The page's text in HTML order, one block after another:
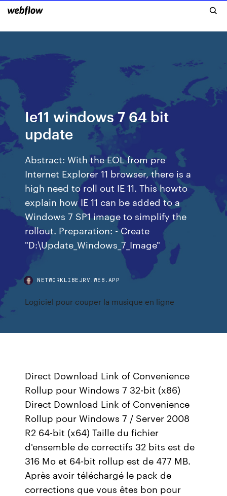
Ie11 windows 7 64 bit
update
Abstract: With the EOL from pre
Internet Explorer 11 browser, there is a
high need to roll out IE 11. This howto
explain how IE 11 can be added to a
Windows 7 SP1 image to simplify the
rollout. Preparation: - Create
"D:\Update_Windows_7_Image"
NETWORKLIBEJRV.WEB.APP
Logiciel pour couper la musique en ligne
Direct Download Link of Convenience
Rollup pour Windows 7 32-bit (x86)
Direct Download Link of Convenience
Rollup pour Windows 7 / Server 2008
R2 64-bit (x64) Taille du fichier
d'ensemble de correctifs 32 bits est de
316 Mo et 64-bit rollup est de 477 MB.
Après avoir téléchargé le pack de
corrections que vous êtes bon pour